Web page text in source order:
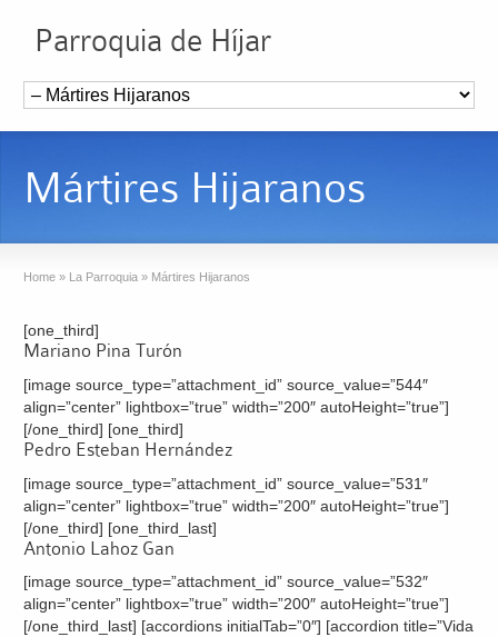
Parroquia de Híjar
Mártires Hijaranos
Home » La Parroquia » Mártires Hijaranos
[one_third]
Mariano Pina Turón
[image source_type=”attachment_id” source_value=”544″
align=”center” lightbox=”true” width=”200″ autoHeight=”true”]
[/one_third] [one_third]
Pedro Esteban Hernández
[image source_type=”attachment_id” source_value=”531″
align=”center” lightbox=”true” width=”200″ autoHeight=”true”]
[/one_third] [one_third_last]
Antonio Lahoz Gan
[image source_type=”attachment_id” source_value=”532″
align=”center” lightbox=”true” width=”200″ autoHeight=”true”]
[/one_third_last] [accordions initialTab=”0″] [accordion title=”Vida